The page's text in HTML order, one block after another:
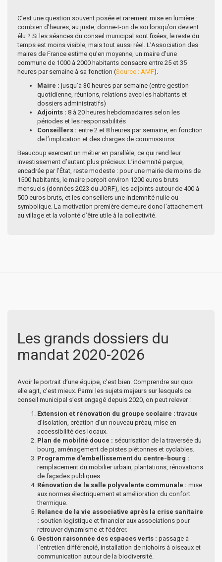
C’est une question souvent posée et rarement mise en lumière :
combien d’heures, au juste, donne-t-on de soi lorsqu’on devient
élu ? Si les séances du conseil municipal sont fixées, le reste du
temps est moins visible, mais tout aussi réel. L’Association des
maires de France estime qu’en moyenne, un maire d’une
commune de 1000 à 2000 habitants consacre entre 25 et 35
heures par semaine à sa fonction (Source : AMF).
Maire : jusqu’à 30 heures par semaine (entre gestion
quotidienne, réunions, relations avec les habitants et
dossiers administratifs)
Adjoints : 8 à 20 heures hebdomadaires selon les
périodes et les responsabilités
Conseillers : entre 2 et 8 heures par semaine, en fonction
de l’implication et des charges de commissions
Beaucoup exercent un métier en parallèle, ce qui rend leur
investissement d’autant plus précieux. L’indemnité perçue,
encadrée par l’État, reste modeste : pour une mairie de moins de
1500 habitants, le maire perçoit environ 1200 euros bruts
mensuels (données 2023 du JORF), les adjoints autour de 400 à
500 euros bruts, et les conseillers une indemnité nulle ou
symbolique. La motivation première demeure donc l’attachement
au village et la volonté d’être utile à la collectivité.
Les grands dossiers du
mandat 2020-2026
Avoir le portrait d’une équipe, c’est bien. Comprendre sur quoi
elle agit, c’est mieux. Parmi les sujets majeurs sur lesquels ce
conseil municipal s’est engagé depuis 2020, on peut relever :
Extension et rénovation du groupe scolaire : travaux
d’isolation, création d’un nouveau préau, mise en
accessibilité des locaux.
Plan de mobilité douce : sécurisation de la traversée du
bourg, aménagement de pistes piétonnes et cyclables.
Programme d’embellissement du centre-bourg :
remplacement du mobilier urbain, plantations, rénovations
de façades publiques.
Rénovation de la salle polyvalente communale : mise
aux normes électriquement et amélioration du confort
thermique.
Relance de la vie associative après la crise sanitaire
: soutien logistique et financier aux associations pour
retrouver dynamisme et fédérer.
Gestion raisonnée des espaces verts : passage à
l’entretien différencié, installation de nichoirs à oiseaux et
communication autour de la biodiversité.